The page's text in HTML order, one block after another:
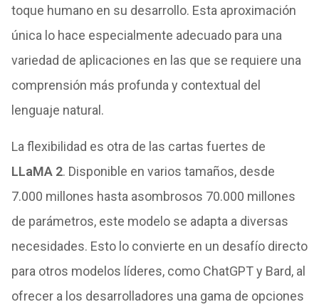
toque humano en su desarrollo. Esta aproximación
única lo hace especialmente adecuado para una
variedad de aplicaciones en las que se requiere una
comprensión más profunda y contextual del
lenguaje natural.
La flexibilidad es otra de las cartas fuertes de
LLaMA 2. Disponible en varios tamaños, desde
7.000 millones hasta asombrosos 70.000 millones
de parámetros, este modelo se adapta a diversas
necesidades. Esto lo convierte en un desafío directo
para otros modelos líderes, como ChatGPT y Bard, al
ofrecer a los desarrolladores una gama de opciones